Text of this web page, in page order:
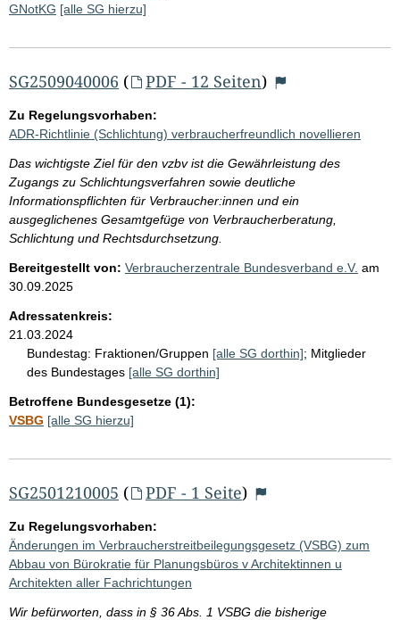
GNotKG [alle SG hierzu]
SG2509040006 ( PDF - 12 Seiten)
Zu Regelungsvorhaben:
ADR-Richtlinie (Schlichtung) verbraucherfreundlich novellieren
Das wichtigste Ziel für den vzbv ist die Gewährleistung des
Zugangs zu Schlichtungsverfahren sowie deutliche
Informationspflichten für Verbraucher:innen und ein
ausgeglichenes Gesamtgefüge von Verbraucherberatung,
Schlichtung und Rechtsdurchsetzung.
Bereitgestellt von: Verbraucherzentrale Bundesverband e.V. am
30.09.2025
Adressatenkreis:
21.03.2024
Bundestag: Fraktionen/Gruppen [alle SG dorthin]; Mitglieder
des Bundestages [alle SG dorthin]
Betroffene Bundesgesetze (1):
VSBG [alle SG hierzu]
SG2501210005 ( PDF - 1 Seite)
Zu Regelungsvorhaben:
Änderungen im Verbraucherstreitbeilegungsgesetz (VSBG) zum
Abbau von Bürokratie für Planungsbüros v Architektinnen u
Architekten aller Fachrichtungen
Wir befürworten, dass in § 36 Abs. 1 VSBG die bisherige